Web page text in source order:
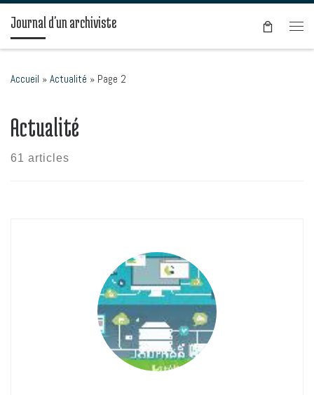
Passer au contenu
Journal d'un archiviste
Accueil » Actualité » Page 2
Actualité
61 articles